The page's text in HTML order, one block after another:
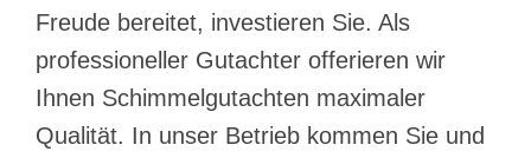
Freude bereitet, investieren Sie. Als
professioneller Gutachter offerieren wir
Ihnen Schimmelgutachten maximaler
Qualität. In unser Betrieb kommen Sie und